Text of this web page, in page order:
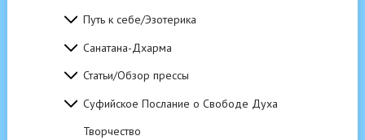
Путь к себе/Эзотерика
Санатана-Дхарма
Статьи/Обзор прессы
Суфийское Послание о Свободе Духа
Творчество